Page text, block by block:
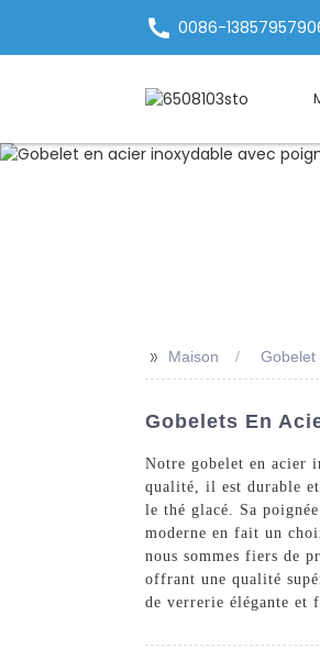
0086-
>> Maison Gobelet
Gobelets En
Notre gobelet en acier
qualité, il est durable
le thé glacé. Sa
moderne en fait un
nous sommes fiers de
offrant une qualité
de verrerie élégante et